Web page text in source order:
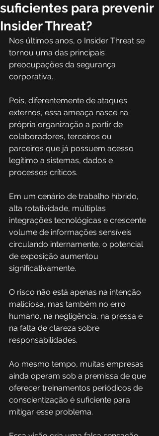
suficientes para prevenir
Insider Threat?
Nos últimos anos, o Insider Threat se
tornou uma das principais
preocupações da segurança
corporativa.
Pois, diferentemente de ataques
externos, essa ameaça nasce na
própria organização a partir de
colaboradores, terceiros ou
parceiros que já possuem acesso
legítimo a sistemas, dados e
processos críticos.
Em um cenário de trabalho híbrido,
alta rotatividade, múltiplas
integrações tecnológicas e crescente
volume de informações sensíveis
circulando internamente, o potencial
de exposição aumentou
significativamente.
O risco não está apenas na intenção
maliciosa, mas também no erro
humano, na negligência, na pressa e
na falta de clareza sobre
responsabilidades.
Ao mesmo tempo, muitas empresas
ainda operam sob a premissa de que
oferecer treinamentos periódicos de
conscientização é suficiente para
mitigar esse problema.